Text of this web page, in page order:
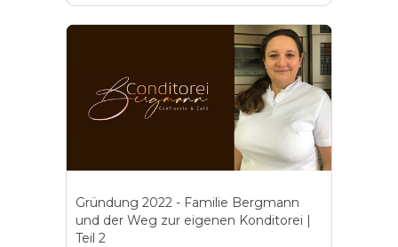
Gründung 2022 - Familie Bergmann
und der Weg zur eigenen Konditorei |
Teil 2